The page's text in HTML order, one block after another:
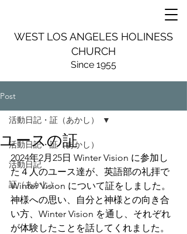
WEST LOS ANGELES HOLINESS
CHURCH
Since 1955
Post
活動日記・証（あかし）
活動日記
証（あかし）
活動日記・証（あかし）
ユースの証
2024年2月25日 Winter Vision に参加し
た４人のユース達が、英語部の礼拝で
Winter Vision について証をしました。
神様への思い、自分と神様との向き合
い方、Winter Vision を通し、それぞれ
が体験したことを話してくれました。